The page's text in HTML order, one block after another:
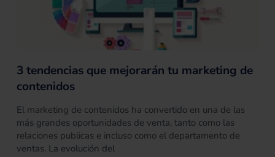
3 tendencias que mejorarán tu marketing de
contenidos
El marketing de contenidos ha convertido en una de las
más grandes oportunidades de venta, tanto como las
relaciones publicas e incluso como el departamento de
ventas. La evolución del